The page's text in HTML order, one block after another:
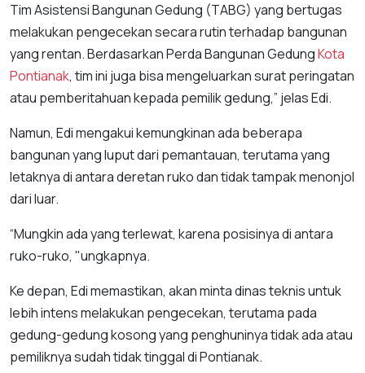
Tim Asistensi Bangunan Gedung (TABG) yang bertugas
melakukan pengecekan secara rutin terhadap bangunan
yang rentan. Berdasarkan Perda Bangunan GedungKota
Pontianak, tim ini juga bisa mengeluarkan surat peringatan
atau pemberitahuan kepada pemilik gedung,” jelas Edi.
Namun, Edi mengakui kemungkinan ada beberapa
bangunan yang luput dari pemantauan, terutama yang
letaknya di antara deretan ruko dan tidak tampak menonjol
dari luar.
“Mungkin ada yang terlewat, karena posisinya di antara
ruko-ruko, "ungkapnya.
Ke depan, Edi memastikan, akan minta dinas teknis untuk
lebih intens melakukan pengecekan, terutama pada
gedung-gedung kosong yang penghuninya tidak ada atau
pemiliknya sudah tidak tinggal di Pontianak.